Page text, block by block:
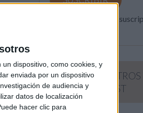
dispositivo, como cookies, y
enviada por un dispositivo
de audiencia y
datos de localización
hacer clic para
Únete a otros 371K
SIGUE
EN PINTEREST